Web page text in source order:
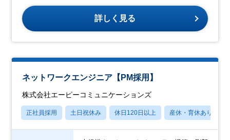
詳しく見る
ネットワークエンジニア【PM採用】
株式会社エーピーコミュニケーションズ
正社員採用 土日祝休み 休日120日以上 産休・育休あり